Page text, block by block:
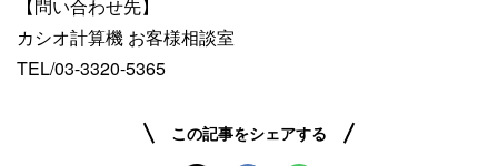
【問い合わせ先】
カシオ計算機 お客様相談室
TEL/03-3320-5365
この記事をシェアする